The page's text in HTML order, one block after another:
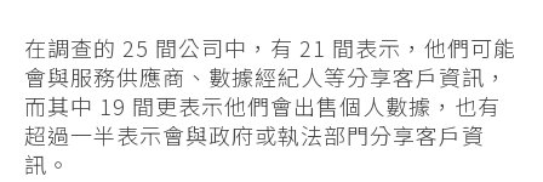
在調查的 25 間公司中，有 21 間表示，他們可能
會與服務供應商、數據經紀人等分享客戶資訊，
而其中 19 間更表示他們會出售個人數據，也有
超過一半表示會與政府或執法部門分享客戶資
訊。